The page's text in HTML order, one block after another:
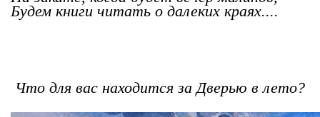
Будем книги читать о далеких краях....
Что для вас находится за Дверью в лето?